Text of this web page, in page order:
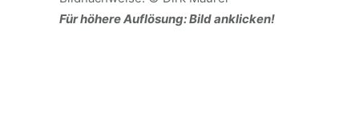
Für höhere Auflösung: Bild anklicken!